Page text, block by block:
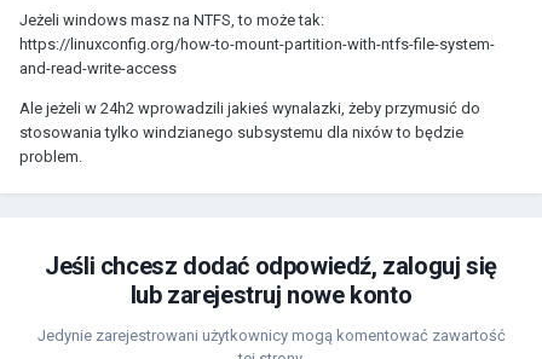
Jeżeli windows masz na NTFS, to może tak:
https://linuxconfig.org/how-to-mount-partition-with-ntfs-file-system-
and-read-write-access
Ale jeżeli w 24h2 wprowadzili jakieś wynalazki, żeby przymusić do
stosowania tylko windzianego subsystemu dla nixów to będzie
problem.
Jeśli chcesz dodać odpowiedź, zaloguj się
lub zarejestruj nowe konto
Jedynie zarejestrowani użytkownicy mogą komentować zawartość